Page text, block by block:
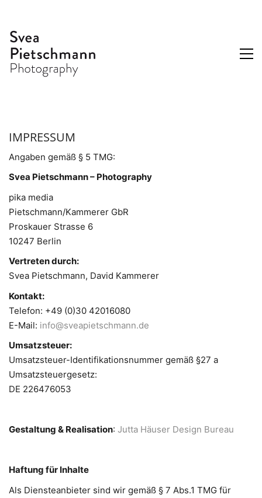
IMPRESSUM
Angaben gemäß § 5 TMG:
Svea Pietschmann – Photography
pika media
Pietschmann/Kammerer GbR
Proskauer Strasse 6
10247 Berlin
Vertreten durch:
Svea Pietschmann, David Kammerer
Kontakt:
Telefon: +49 (0)30 42016080
E-Mail: info@sveapietschmann.de
Umsatzsteuer:
Umsatzsteuer-Identifikationsnummer gemäß §27 a
Umsatzsteuergesetz:
DE 226476053
Gestaltung & Realisation: Jutta Häuser Design Bureau
Haftung für Inhalte
Als Diensteanbieter sind wir gemäß § 7 Abs.1 TMG für